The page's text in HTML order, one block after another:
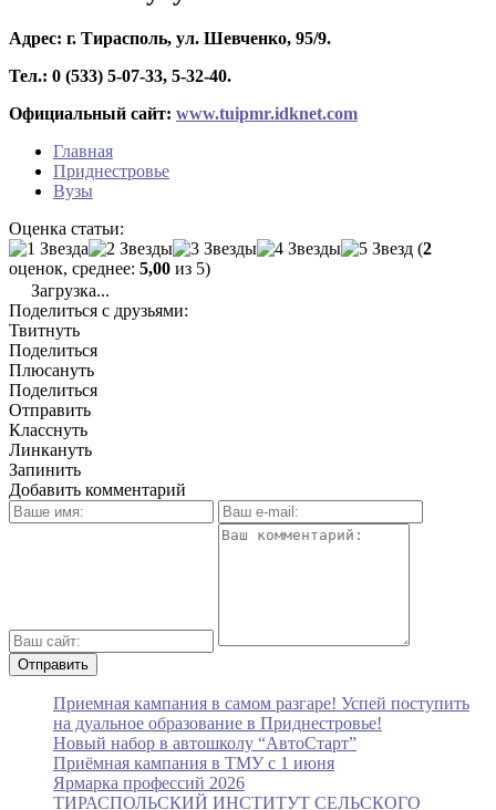
Адрес: г. Тирасполь, ул. Шевченко, 95/9.
Тел.: 0 (533) 5-07-33, 5-32-40.
Официальный сайт: www.tuipmr.idknet.com
Главная
Приднестровье
Вузы
Оценка статьи:
(2
оценок, среднее: 5,00 из 5)
Загрузка...
Поделиться с друзьями:
Твитнуть
Поделиться
Плюсануть
Поделиться
Отправить
Класснуть
Линкануть
Запинить
Добавить комментарий
Приемная кампания в самом разгаре! Успей поступить
на дуальное образование в Приднестровье!
Новый набор в автошколу “АвтоСтарт”
Приёмная кампания в ТМУ с 1 июня
Ярмарка профессий 2026
ТИРАСПОЛЬСКИЙ ИНСТИТУТ СЕЛЬСКОГО